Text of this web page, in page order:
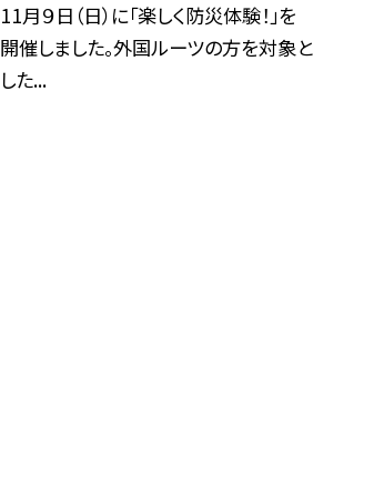
11月９日（日）に「楽しく防災体験！」を
開催しました。外国ルーツの方を対象と
した...